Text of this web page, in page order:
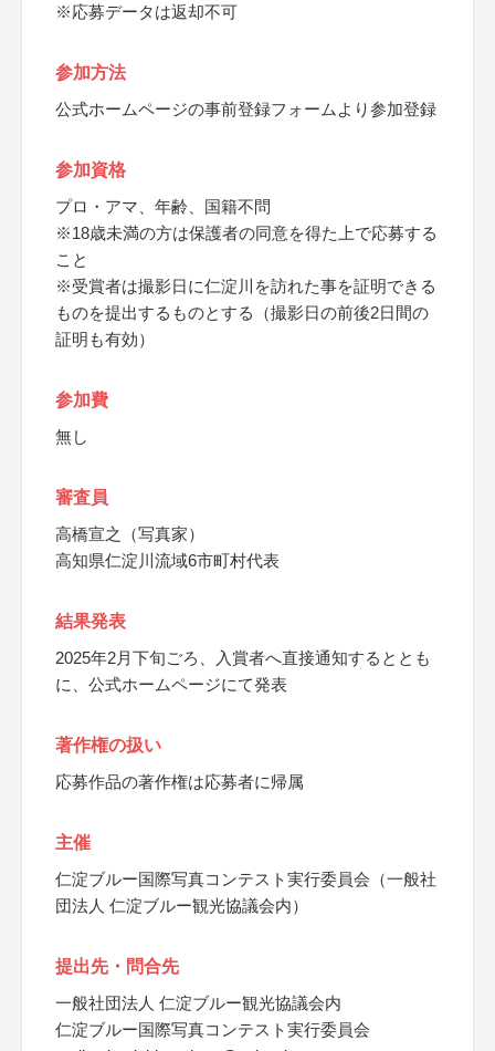
※応募データは返却不可
参加方法
公式ホームページの事前登録フォームより参加登録
参加資格
プロ・アマ、年齢、国籍不問
※18歳未満の方は保護者の同意を得た上で応募する
こと
※受賞者は撮影日に仁淀川を訪れた事を証明できる
ものを提出するものとする（撮影日の前後2日間の
証明も有効）
参加費
無し
審査員
高橋宣之（写真家）
高知県仁淀川流域6市町村代表
結果発表
2025年2月下旬ごろ、入賞者へ直接通知するととも
に、公式ホームページにて発表
著作権の扱い
応募作品の著作権は応募者に帰属
主催
仁淀ブルー国際写真コンテスト実行委員会（一般社
団法人 仁淀ブルー観光協議会内）
提出先・問合先
一般社団法人 仁淀ブルー観光協議会内
仁淀ブルー国際写真コンテスト実行委員会